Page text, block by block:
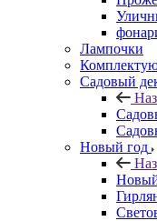
Лампочки
Садовый
Новый год